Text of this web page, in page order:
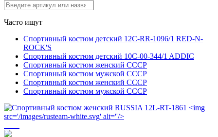
Часто ищут
Спортивный костюм детский 12C-RR-1096/1 RED-N-
ROCK'S
Спортивный костюм детский 10C-00-344/1 ADDIC
Спортивный костюм женский СССР
Спортивный костюм мужской СССР
Спортивный костюм женский СССР
Спортивный костюм мужской СССР